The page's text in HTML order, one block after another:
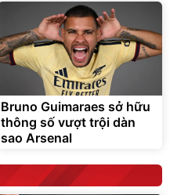
Bruno Guimaraes sở hữu
thông số vượt trội dàn
sao Arsenal